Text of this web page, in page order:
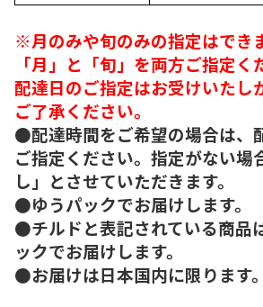
※月のみや旬のみの指定はでき
「月」と「旬」を両方ご指定く
配達日のご指定はお受けいたし
ご了承ください。
●配達時間をご希望の場合は、
ご指定ください。指定がない場
し」とさせていただきます。
●ゆうパックでお届けします。
●チルドと表記されている商品
ックでお届けします。
●お届けは日本国内に限ります。